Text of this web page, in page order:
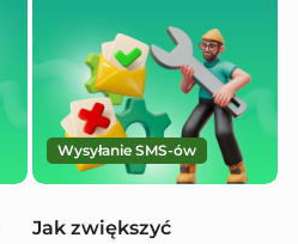
Wysyłanie SMS-ów
Jak zwiększyć